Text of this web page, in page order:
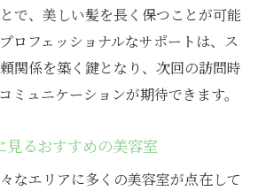
のスタイリングが簡単になる秘訣
ングの手間を省く美容室のサービ
グに必要な道具とテクニック
容室で学ぶスタイリングのコツ
で、美しい髪を長く保つことが可能
ロフェッショナルなサポートは、ス
関係を築く鍵となり、次回の訪問時
ミュニケーションが期待できます。
見るおすすめの美容室
なエリアに多くの美容室が点在して